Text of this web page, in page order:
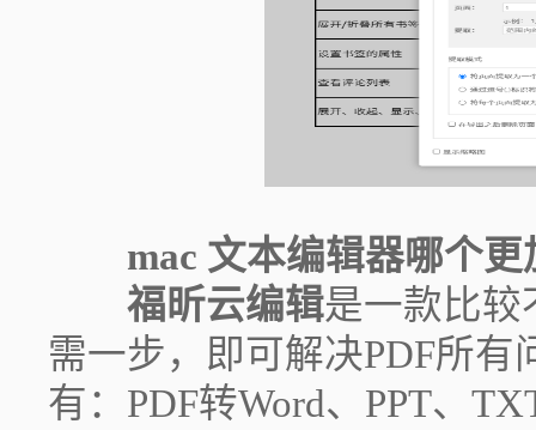
mac 文本编辑器哪个
福昕云编辑是一款比较
需一步，即可解决PDF所有
有：PDF转Word、PPT、